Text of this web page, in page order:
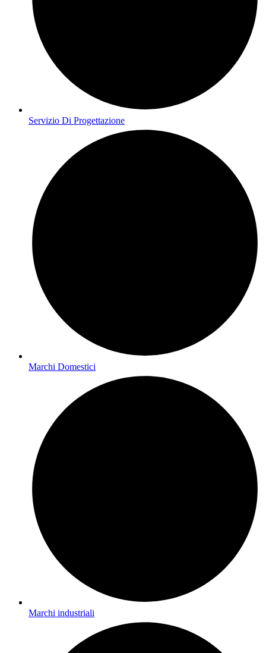
Servizio Di Progettazione
Marchi Domestici
Marchi industriali